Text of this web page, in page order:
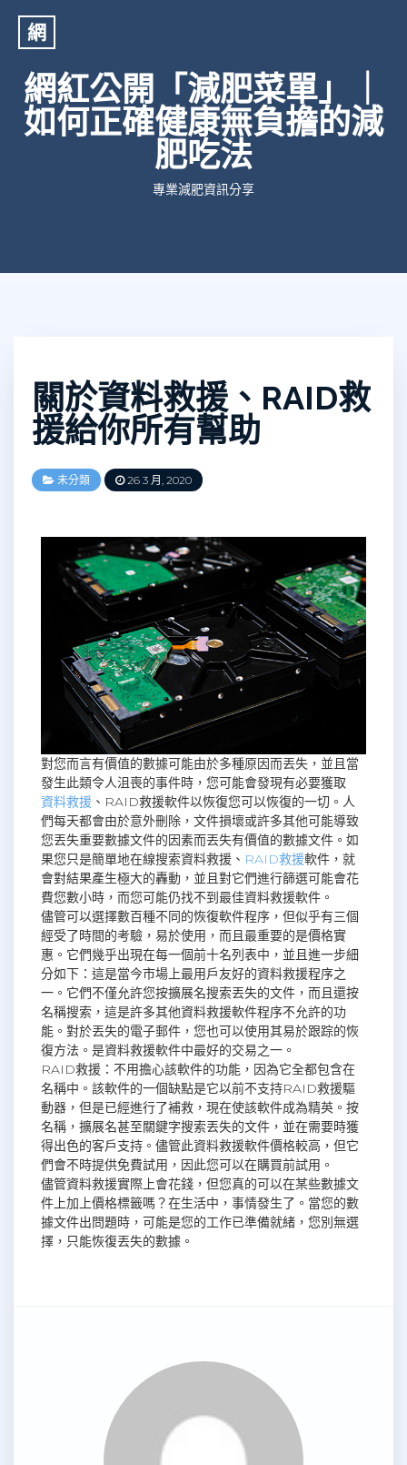
網
網紅公開「減肥菜單」｜
如何正確健康無負擔的減
肥吃法
專業減肥資訊分享
關於資料救援、RAID救
援給你所有幫助
未分類 26 3 月, 2020
對您而言有價值的數據可能由於多種原因而丟失，並且當
發生此類令人沮喪的事件時，您可能會發現有必要獲取
資料救援 、RAID救援軟件以恢復您可以恢復的一切。人
們每天都會由於意外刪除，文件損壞或許多其他可能導致
您丟失重要數據文件的因素而丟失有價值的數據文件。如
果您只是簡單地在線搜索資料救援、 RAID救援軟件，就
會對結果產生極大的轟動，並且對它們進行篩選可能會花
費您數小時，而您可能仍找不到最佳資料救援軟件。
儘管可以選擇數百種不同的恢復軟件程序，但似乎有三個
經受了時間的考驗，易於使用，而且最重要的是價格實
惠。它們幾乎出現在每一個前十名列表中，並且進一步細
分如下：這是當今市場上最用戶友好的資料救援程序之
一。它們不僅允許您按擴展名搜索丟失的文件，而且還按
名稱搜索，這是許多其他資料救援軟件程序不允許的功
能。對於丟失的電子郵件，您也可以使用其易於跟踪的恢
復方法。是資料救援軟件中最好的交易之一。
RAID救援：不用擔心該軟件的功能，因為它全都包含在
名稱中。該軟件的一個缺點是它以前不支持RAID救援驅
動器，但是已經進行了補救，現在使該軟件成為精英。按
名稱，擴展名甚至關鍵字搜索丟失的文件，並在需要時獲
得出色的客戶支持。儘管此資料救援軟件價格較高，但它
們會不時提供免費試用，因此您可以在購買前試用。
儘管資料救援實際上會花錢，但您真的可以在某些數據文
件上加上價格標籤嗎？在生活中，事情發生了。當您的數
據文件出問題時，可能是您的工作已準備就緒，您別無選
擇，只能恢復丟失的數據。